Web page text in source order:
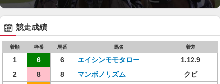
競走成績
着順 枠番 馬番 馬名 着差
1 6 6 エイシンモモタロー
1.12.9
2
8 8 マンボノリズム
クビ